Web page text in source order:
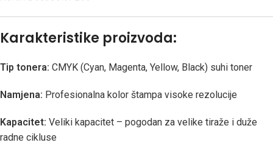
Karakteristike proizvoda:
Tip tonera: CMYK (Cyan, Magenta, Yellow, Black) suhi toner
Namjena: Profesionalna kolor štampa visoke rezolucije
Kapacitet: Veliki kapacitet – pogodan za velike tiraže i duže
radne cikluse